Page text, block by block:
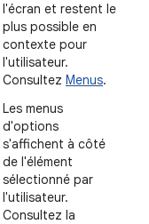
l'écran et restent le
plus possible en
contexte pour
l'utilisateur.
Consultez Menus.
Les menus
d'options
s'affichent à côté
de l'élément
sélectionné par
l'utilisateur.
Consultez la